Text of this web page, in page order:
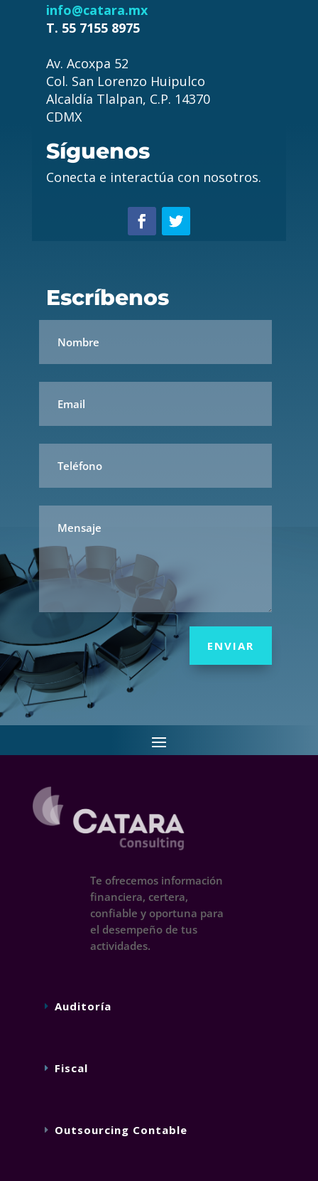
info@catara.mx
T. 55 7155 8975
Av. Acoxpa 52
Col. San Lorenzo Huipulco
Alcaldía Tlalpan, C.P. 14370
CDMX
Síguenos
Conecta e interactúa con nosotros.
Escríbenos
ENVIAR
Te ofrecemos información
financiera, certera,
confiable y oportuna para
el desempeño de tus
actividades.
Auditoría
Fiscal
Outsourcing Contable